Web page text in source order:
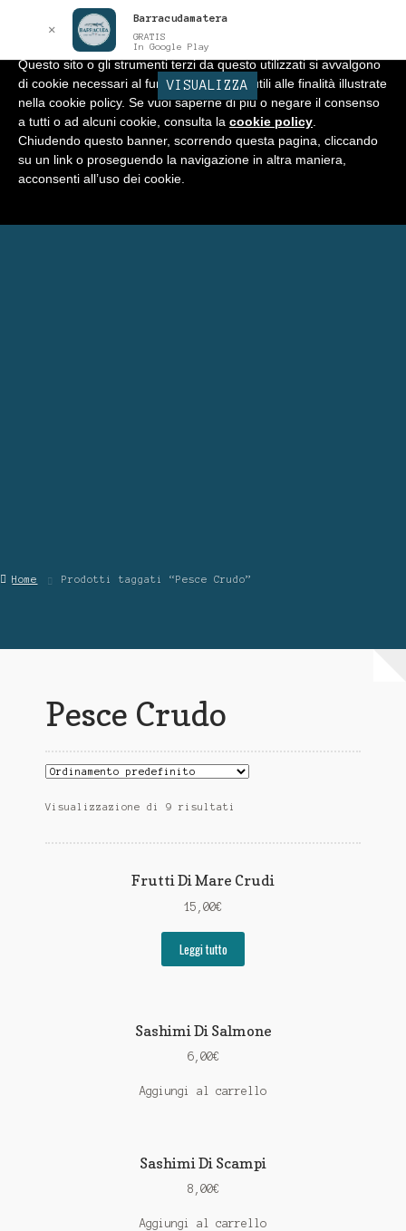
Vai
alla
navigazione
Vai
al
contenuto
BARRACUDA Menu
Home
Negozio
Home Prodotti taggati “Pesce Crudo”
Pesce Crudo
Visualizzazione di 9 risultati
Frutti Di Mare Crudi
15,00€
Leggi tutto
Sashimi Di Salmone
6,00€
Aggiungi al carrello
Sashimi Di Scampi
8,00€
Aggiungi al carrello
✕
Barracudamatera
GRATIS
In Google Play
VISUALIZZA
Informativa
Questo sito o gli strumenti terzi da questo utilizzati si avvalgono
di cookie necessari al funzionamento ed utili alle finalità illustrate
nella cookie policy. Se vuoi saperne di più o negare il consenso
a tutti o ad alcuni cookie, consulta la cookie policy
Chiudendo questo banner, scorrendo questa pagina, cliccando
su un link o proseguendo la navigazione in altra maniera,
acconsenti all’uso dei cookie.